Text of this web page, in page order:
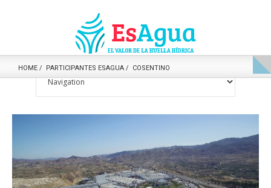
HOME PARTICIPANTES ESAGUA COSENTINO